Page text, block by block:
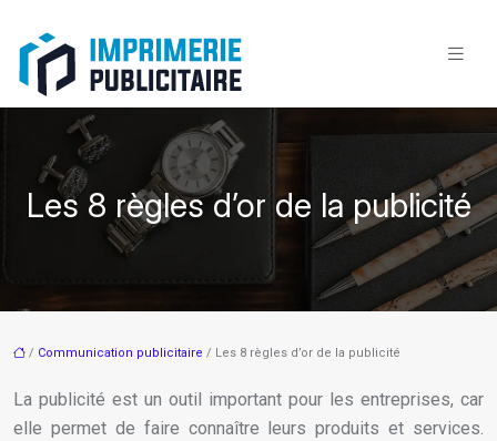
Les 8 règles d’or de la publicité
/ Communication publicitaire / Les 8 règles d’or de la publicité
La publicité est un outil important pour les entreprises, car
elle permet de faire connaître leurs produits et services.